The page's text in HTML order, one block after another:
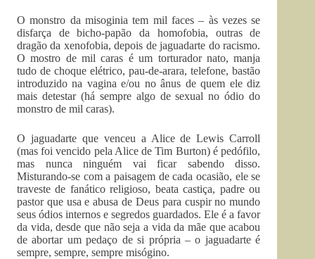
O monstro da misoginia tem mil faces – às vezes se
disfarça de bicho-papão da homofobia, outras de
dragão da xenofobia, depois de jaguadarte do racismo.
O mostro de mil caras é um torturador nato, manja
tudo de choque elétrico, pau-de-arara, telefone, bastão
introduzido na vagina e/ou no ânus de quem ele diz
mais detestar (há sempre algo de sexual no ódio do
monstro de mil caras).
O jaguadarte que venceu a Alice de Lewis Carroll
(mas foi vencido pela Alice de Tim Burton) é pedófilo,
mas nunca ninguém vai ficar sabendo disso.
Misturando-se com a paisagem de cada ocasião, ele se
traveste de fanático religioso, beata castiça, padre ou
pastor que usa e abusa de Deus para cuspir no mundo
seus ódios internos e segredos guardados. Ele é a favor
da vida, desde que não seja a vida da mãe que acabou
de abortar um pedaço de si própria – o jaguadarte é
sempre, sempre, sempre misógino.